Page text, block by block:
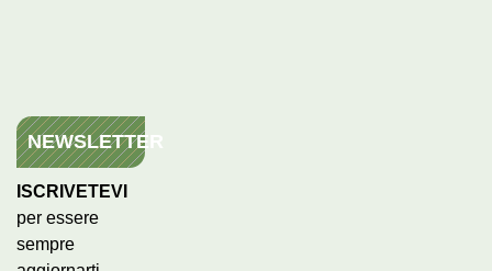
NEWSLETTER
ISCRIVETEVI
per essere
sempre